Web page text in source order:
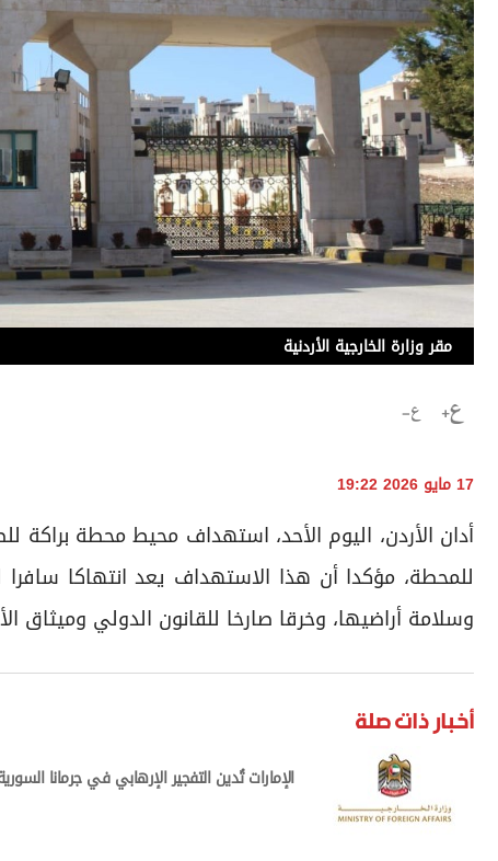
مقر وزارة الخارجية الأردنية
17 مايو 2026 19:22
أدان الأردن، اليوم الأحد، استهداف محيط محطة براكة
للمحطة، مؤكدا أن هذا الاستهداف يعد انتهاكا سافرا
وسلامة أراضيها، وخرقا صارخا للقانون الدولي وميثاق
أخبار ذات صلة
الإمارات تُدين التفجير الإرهابي في جرمانا